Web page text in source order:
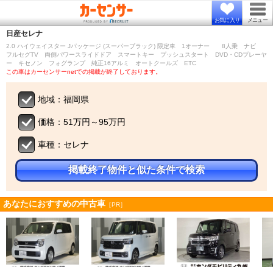
お気に入り メニュー
日産セレナ
2.0 ハイウェイスター Jパッケージ (スーパーブラック) 限定車 1オーナー 8人乗 ナビ
フルセグTV 両側パワースライドドア スマートキー プッシュスタート DVD・CDプレーヤ
ー キセノン フォグランプ 純正16アルミ オートクールズ ETC
この車はカーセンサーnetでの掲載が終了しております。
地域：福岡県
価格：51万円～95万円
車種：セレナ
掲載終了物件と似た条件で検索
あなたにおすすめの中古車 ［PR］